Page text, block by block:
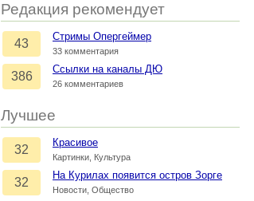
Редакция рекомендует
43
Стримы Опергеймер
33 комментария
386
Ссылки на каналы ДЮ
26 комментариев
Лучшее
32
Красивое
Картинки, Культура
32
На Курилах появится остров Зорге
Новости, Общество